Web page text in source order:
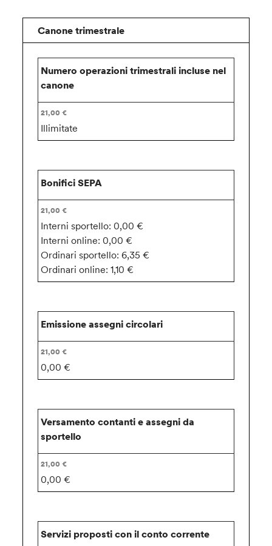
Canone trimestrale
Numero operazioni trimestrali incluse nel
canone
Illimitate
Bonifici SEPA
Interni sportello: 0,00 €
Interni online: 0,00 €
Ordinari sportello: 6,35 €
Ordinari online: 1,10 €
Emissione assegni circolari
0,00 €
Versamento contanti e assegni da
sportello
0,00 €
Servizi proposti con il conto corrente